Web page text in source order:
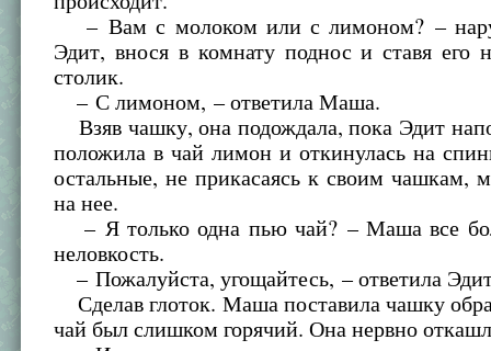
– Вам с молоком или с лимоном? –
Эдит, внося в комнату поднос и ставя его
столик.
– С лимоном, – ответила Маша.
Взяв чашку, она подождала, пока Эдит
положила в чай лимон и откинулась на
остальные, не прикасаясь к своим чашкам,
на нее.
– Я только одна пью чай? – Маша все
неловкость.
– Пожалуйста, угощайтесь, – ответила
Сделав глоток. Маша поставила чашку
чай был слишком горячий. Она нервно